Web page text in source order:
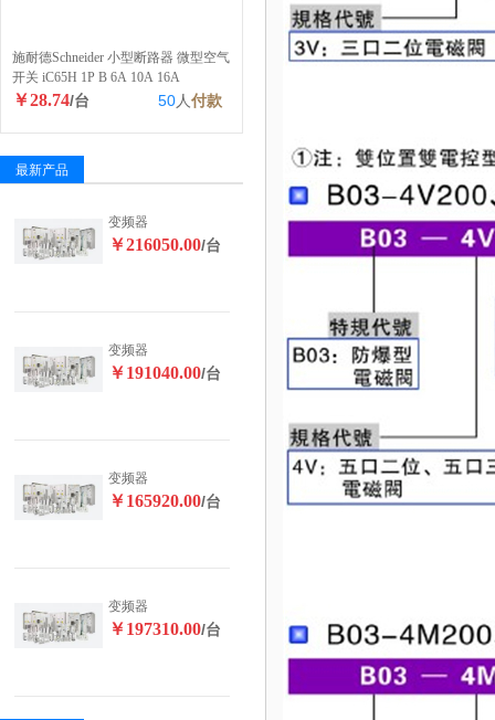
施耐德Schneider 小型断路器 微型空气
开关 iC65H 1P B 6A 10A 16A
￥28.74/台 50人付款
最新产品
变频器
￥216050.00/台
变频器
￥191040.00/台
变频器
￥165920.00/台
变频器
￥197310.00/台